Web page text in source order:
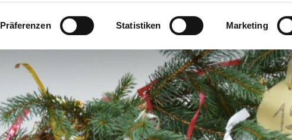
Präferenzen Statistiken Marketing